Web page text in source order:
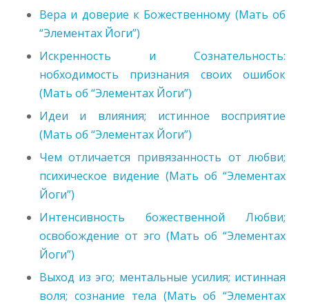
Вера и доверие к Божественному (Мать об
“Элементах Йоги”)
Искренность и Сознательность:
нобходимость признания своих ошибок
(Мать об “Элементах Йоги”)
Идеи и влияния; истинное восприятие
(Мать об “Элементах Йоги”)
Чем отличается привязанность от любви;
психическое видение (Мать об “Элементах
Йоги”)
Интенсивность божественной Любви;
освобождение от эго (Мать об “Элементах
Йоги”)
Выход из эго; ментальные усилия; истинная
воля; сознание тела (Мать об “Элементах